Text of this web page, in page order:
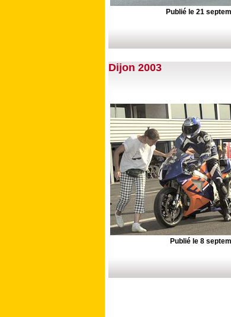
Publié le 21
Dijon 2003
Publié le 8